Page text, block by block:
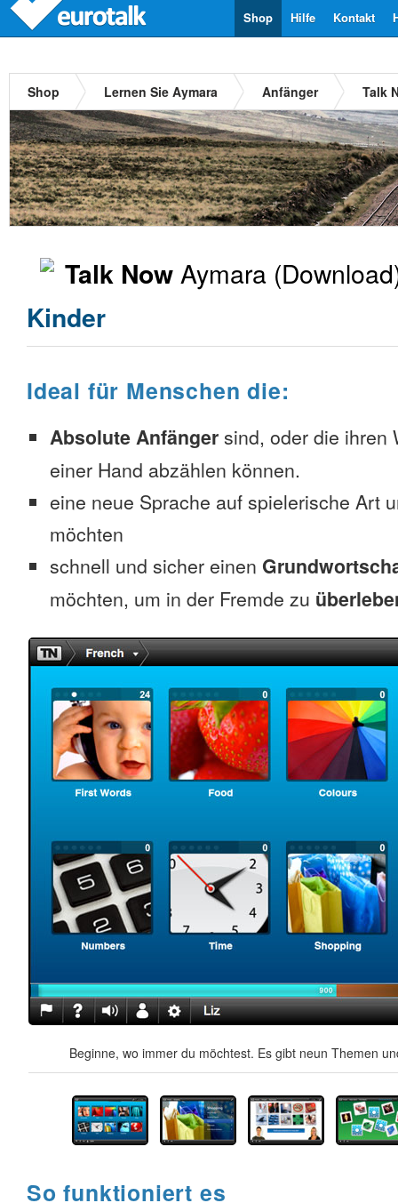
Kontakt
Hilfe
Shop
Shop Lernen Sie Aymara Anfänger Talk
Talk Now Aymara
Kinder
Ideal für Menschen die:
Absolute Anfänger sind, oder die ihren
einer Hand abzählen können.
eine neue Sprache auf spielerische Art
möchten
schnell und sicher einen
möchten, um in der Fremde zu
Beginne, wo immer du möchtest. Es gibt neun Themen
So funktioniert es